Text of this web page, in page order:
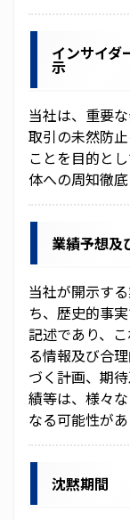
電子公告
免責事項
ニュースリリース
ニュースリリース一
IR ライブラリー
IR カレンダー
採用情報
CAICAグループ 採
その他
お問合わせ
個人情報保護方針
インサイダ
示
当社は、重要
取引の未然防
ことを目的と
体への周知徹
業績予想及
当社が開示す
ち、歴史的事
記述であり、
る情報及び合
づく計画、期
績等は、様々
なる可能性があ
沈黙期間